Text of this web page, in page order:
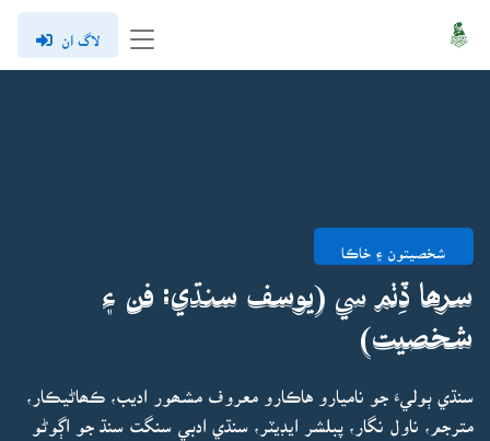
لاگ ان
شخصيتون ۽ خاڪا
سرھا ڏِٺم سي (يوسف سنڌي: فن ۽
شخصيت)
سنڌي ٻوليءَ جو ناميارو هاڪارو معروف مشھور اديب، ڪھاڻيڪار،
مترجم، ناول نگار، پبلشر ايڊيٽر، سنڌي ادبي سنگت سنڌ جو اڳوڻو